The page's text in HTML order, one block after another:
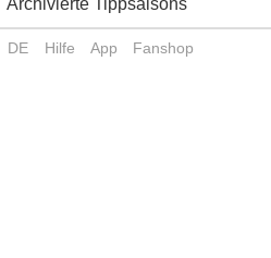
Archivierte Tippsaisons
DE Hilfe App Fanshop